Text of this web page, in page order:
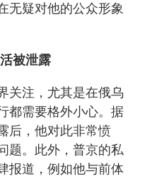
无疑对他的公众形象
被泄露
关注，尤其是在俄乌
都需要格外小心。据
后，他对此非常愤
题。此外，普京的私
报道，例如他与前体